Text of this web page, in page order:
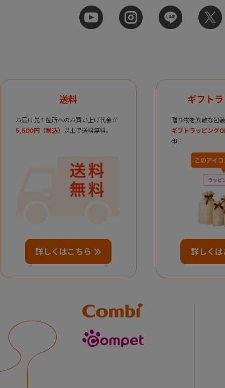
送料
お届け先１箇所へのお買い上げ代金が
5,500円（税込） 以上で送料無料。
詳しくはこちら
ギフト
贈り物を素敵な包
ギフトラッピング
印！
詳しくは
Combi